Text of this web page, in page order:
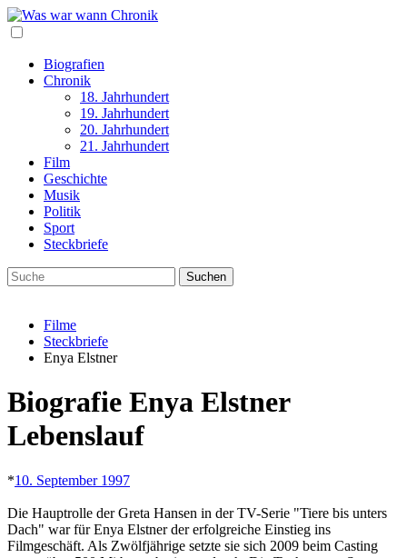
Biografien
Chronik
18. Jahrhundert
19. Jahrhundert
20. Jahrhundert
21. Jahrhundert
Film
Geschichte
Musik
Politik
Sport
Steckbriefe
Filme
Steckbriefe
Enya Elstner
Biografie Enya Elstner
Lebenslauf
*10. September 1997
Die Hauptrolle der Greta Hansen in der TV-Serie "Tiere bis unters
Dach" war für Enya Elstner der erfolgreiche Einstieg ins
Filmgeschäft. Als Zwölfjährige setzte sie sich 2009 beim Casting